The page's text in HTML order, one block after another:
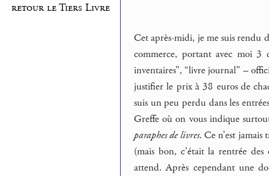
retour le Tiers Livre
Cet après-midi, je me suis rendu
commerce, portant avec moi 3
inventaires”, “livre journal” –
justifier le prix à 38 euros de
suis un peu perdu dans les
Greffe où on vous indique
paraphes de livres. Ce n’est
(mais bon, c’était la rentrée
attend. Après cependant une